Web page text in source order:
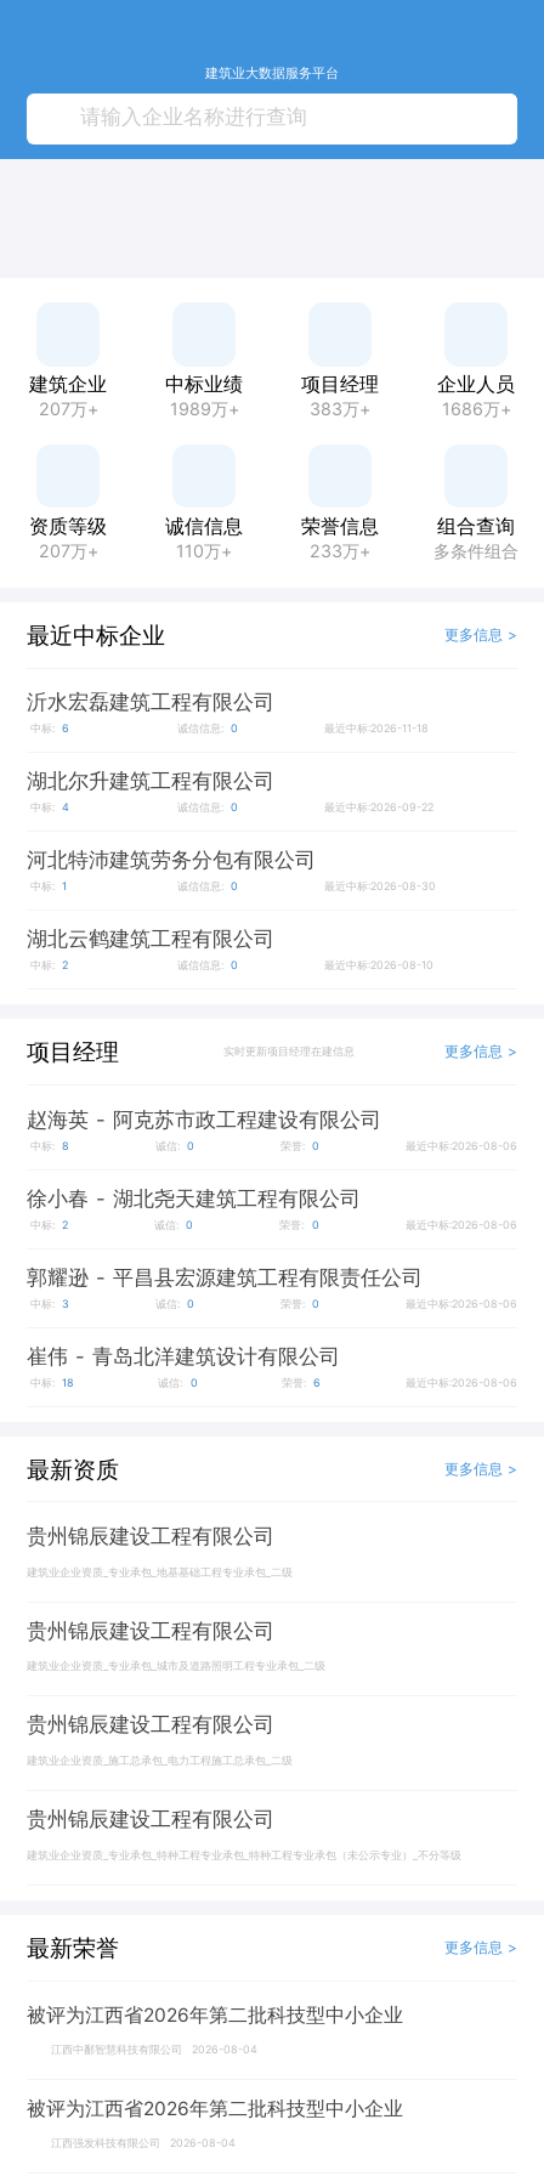
建筑业大数据服务平台
建筑企业
207万+
中标业绩
1989万+
项目经理
383万+
企业人员
1686万+
资质等级
207万+
诚信信息
110万+
荣誉信息
233万+
组合查询
多条件组合
最近中标企业 更多信息 >
沂水宏磊建筑工程有限公司
中标: 6 诚信信息: 0 最近中标:2026-11-18
湖北尔升建筑工程有限公司
中标: 4 诚信信息: 0 最近中标:2026-09-22
河北特沛建筑劳务分包有限公司
中标: 1 诚信信息: 0 最近中标:2026-08-30
湖北云鹤建筑工程有限公司
中标: 2 诚信信息: 0 最近中标:2026-08-10
项目经理 实时更新项目经理在建信息 更多信息 >
赵海英 - 阿克苏市政工程建设有限公司
中标: 8 诚信: 0 荣誉: 0 最近中标:2026-08-06
徐小春 - 湖北尧天建筑工程有限公司
中标: 2 诚信: 0 荣誉: 0 最近中标:2026-08-06
郭耀逊 - 平昌县宏源建筑工程有限责任公司
中标: 3 诚信: 0 荣誉: 0 最近中标:2026-08-06
崔伟 - 青岛北洋建筑设计有限公司
中标: 18 诚信: 0 荣誉: 6 最近中标:2026-08-06
最新资质 更多信息 >
贵州锦辰建设工程有限公司
建筑业企业资质_专业承包_地基基础工程专业承包_二级
贵州锦辰建设工程有限公司
建筑业企业资质_专业承包_城市及道路照明工程专业承包_二级
贵州锦辰建设工程有限公司
建筑业企业资质_施工总承包_电力工程施工总承包_二级
贵州锦辰建设工程有限公司
建筑业企业资质_专业承包_特种工程专业承包_特种工程专业承包（未公示专业）_不分等级
最新荣誉 更多信息 >
被评为江西省2026年第二批科技型中小企业
江西中鄱智慧科技有限公司 2026-08-04
被评为江西省2026年第二批科技型中小企业
江西强发科技有限公司 2026-08-04